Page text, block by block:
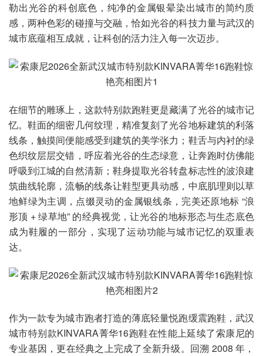
勒出光谷的科创底色，纯净的金属银晕染出城市的简约质
感，两种色彩的碰撞与交融，恰如光谷的科技力量与武汉的
城市底蕴相互成就，让科创的活力注入每一次迈步。
在细节的雕琢上，这款特别款跑鞋更是藏满了光谷的城市记
忆。鞋面的细密几何纹理，精准复刻了光谷地标建筑的利落
线条，触摸间便能感受到建筑的美学张力；鞋舌与内衬的绿
色织纹层层交错，呼应着光谷的生态绿意，让奔跑时仿佛能
呼吸到江城的自然清新；鞋身提取光谷转盘标志性的波浪建
筑曲线轮廓，流畅的线条让鞋型更具动感，中底肌理则以草
地鲜绿为主调，点缀灵动的金属银线条，完美还原地标 “浪
形顶 + 绿草地” 的经典视觉，让光谷的地标形态与生态底色
成为鞋履的一部分，实现了运动功能与城市记忆的双重表
达。
作为一款专为城市跑者打造的薄底轻量悦跑缓震跑鞋，武汉
城市特别款KINVARA菁华16跑鞋在性能上延续了索康尼的
专业基因，更在经典之上完成了全新升级。回溯 2008 年，